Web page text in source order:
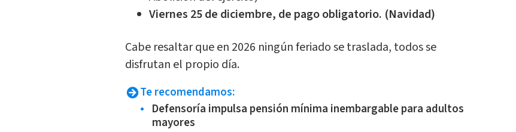
Viernes 25 de diciembre, de pago obligatorio. (Navidad)
Cabe resaltar que en 2026 ningún feriado se traslada, todos se
disfrutan el propio día.
Te recomendamos:
Defensoría impulsa pensión mínima inembargable para adultos
mayores